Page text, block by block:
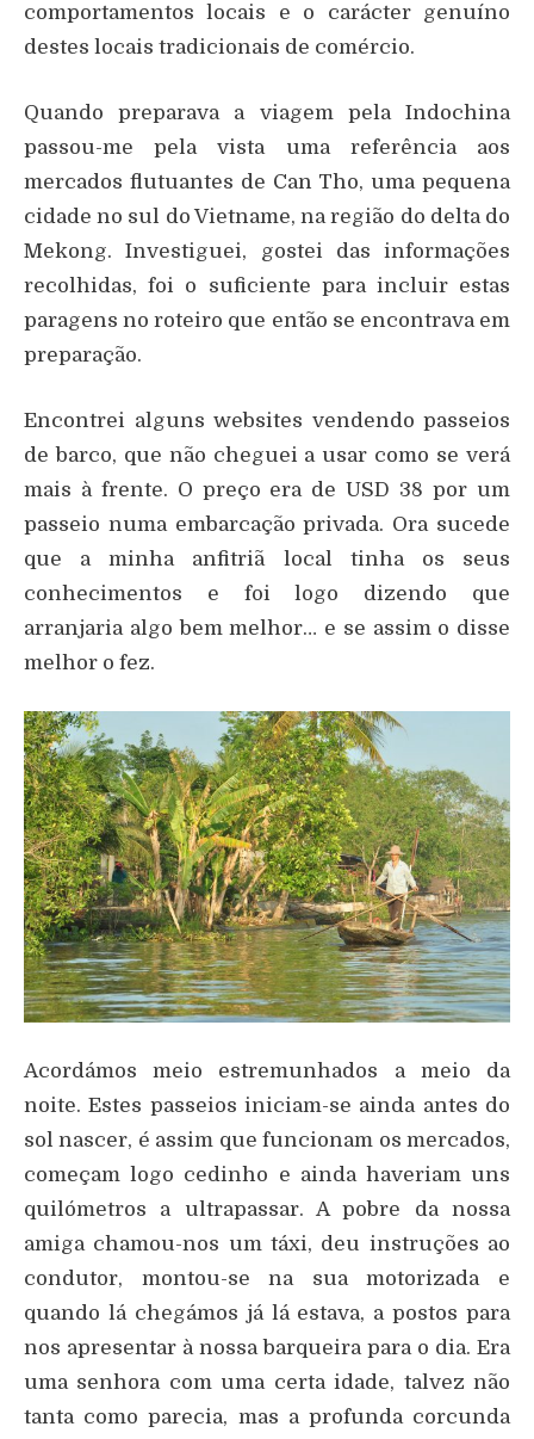
comportamentos locais e o carácter genuíno
destes locais tradicionais de comércio.
Quando preparava a viagem pela Indochina
passou-me pela vista uma referência aos
mercados flutuantes de Can Tho, uma pequena
cidade no sul do Vietname, na região do delta do
Mekong. Investiguei, gostei das informações
recolhidas, foi o suficiente para incluir estas
paragens no roteiro que então se encontrava em
preparação.
Encontrei alguns websites vendendo passeios
de barco, que não cheguei a usar como se verá
mais à frente. O preço era de USD 38 por um
passeio numa embarcação privada. Ora sucede
que a minha anfitriã local tinha os seus
conhecimentos e foi logo dizendo que
arranjaria algo bem melhor… e se assim o disse
melhor o fez.
Acordámos meio estremunhados a meio da
noite. Estes passeios iniciam-se ainda antes do
sol nascer, é assim que funcionam os mercados,
começam logo cedinho e ainda haveriam uns
quilómetros a ultrapassar. A pobre da nossa
amiga chamou-nos um táxi, deu instruções ao
condutor, montou-se na sua motorizada e
quando lá chegámos já lá estava, a postos para
nos apresentar à nossa barqueira para o dia. Era
uma senhora com uma certa idade, talvez não
tanta como parecia, mas a profunda corcunda